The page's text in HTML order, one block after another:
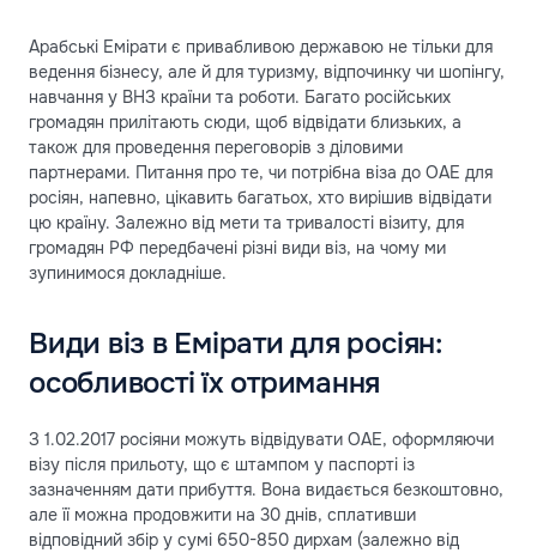
Арабські Емірати є привабливою державою не тільки для
ведення бізнесу, але й для туризму, відпочинку чи шопінгу,
навчання у ВНЗ країни та роботи. Багато російських
громадян прилітають сюди, щоб відвідати близьких, а
також для проведення переговорів з діловими
партнерами. Питання про те, чи потрібна віза до ОАЕ для
росіян, напевно, цікавить багатьох, хто вирішив відвідати
цю країну. Залежно від мети та тривалості візиту, для
громадян РФ передбачені різні види віз, на чому ми
зупинимося докладніше.
Види віз в Емірати для росіян:
особливості їх отримання
З 1.02.2017 росіяни можуть відвідувати ОАЕ, оформляючи
візу після прильоту, що є штампом у паспорті із
зазначенням дати прибуття. Вона видається безкоштовно,
але її можна продовжити на 30 днів, сплативши
відповідний збір у сумі 650-850 дирхам (залежно від